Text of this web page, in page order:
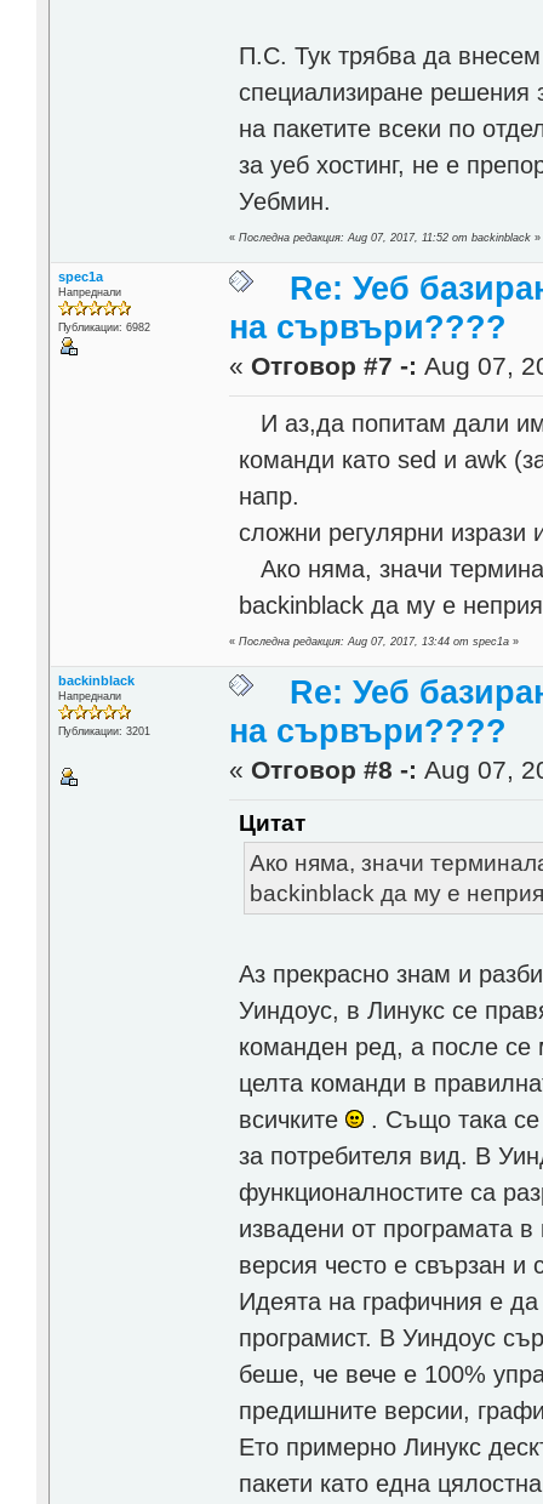
П.С. Тук трябва да
специализиране решения
на пакетите всеки по
за уеб хостинг, не е
Уебмин.
«Последна редакция: Aug 07, 2017, 11:52 от backinblack »
spec1a
Напреднали
Публикации: 6982
Re: Уеб
на сървъри????
« Отговор #7 -: Aug 07,
И аз,да попитам дали
команди като sed и awk
напр.
сложни регулярни изрази
Ако няма, значи
backinblack да му е
«Последна редакция: Aug 07, 2017, 13:44 от spec1a »
backinblack
Напреднали
Публикации: 3201
Re: Уеб
на сървъри????
« Отговор #8 -: Aug 07,
Цитат
Ако няма, значи
backinblack да му е
Аз прекрасно знам и
Уиндоус, в Линукс се
команден ред, а после се
целта команди в
всичките
. Също така се
за потребителя вид. В
функционалностите са
извадени от програмата
версия често е свързан и
Идеята на графичния е
програмист. В Уиндоус
беше, че вече е 100%
предишните версии,
Ето примерно Линукс
пакети като една